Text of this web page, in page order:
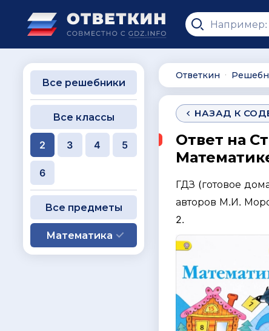
Ответкин ∙
НАЗАД К
Ответ на
ГДЗ (готовое
авторов М.И.
2.
Все решебники
Все классы
2 3 4 5
6
Все предметы
Математика